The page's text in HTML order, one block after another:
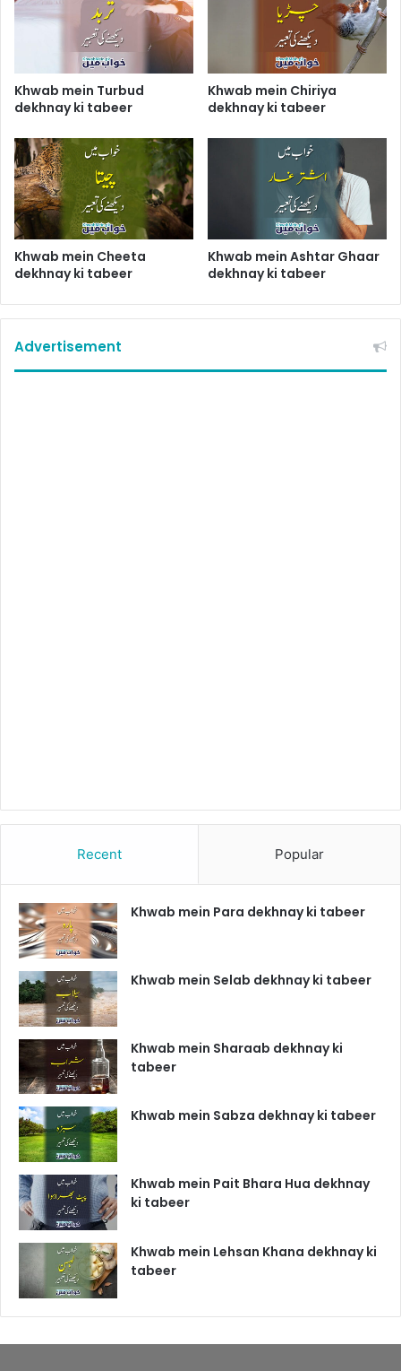
Khwab mein Turbud
dekhnay ki tabeer
Khwab mein Chiriya
dekhnay ki tabeer
Khwab mein Cheeta
dekhnay ki tabeer
Khwab mein Ashtar Ghaar
dekhnay ki tabeer
Advertisement
Recent Popular
Khwab mein Para dekhnay ki tabeer
Khwab mein Selab dekhnay ki tabeer
Khwab mein Sharaab dekhnay ki
tabeer
Khwab mein Sabza dekhnay ki tabeer
Khwab mein Pait Bhara Hua dekhnay
ki tabeer
Khwab mein Lehsan Khana dekhnay ki
tabeer